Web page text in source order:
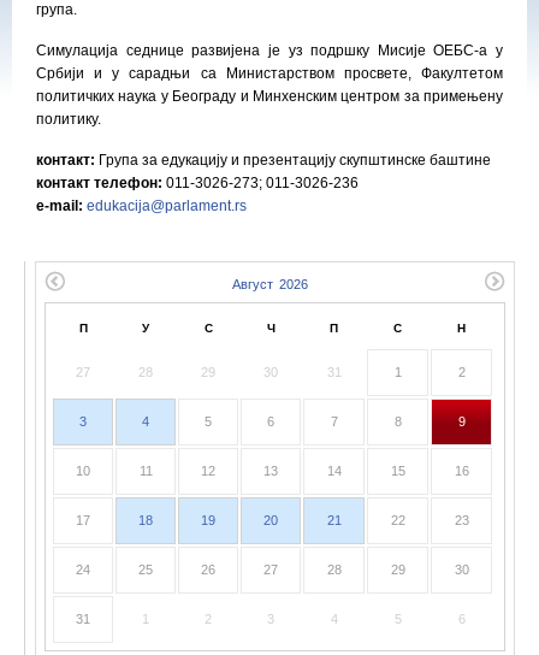
група.
Симулација седнице развијена је уз подршку Мисије ОЕБС-а у
Србији и у сарадњи са Министарством просвете, Факултетом
политичких наука у Београду и Минхенским центром за примењену
политику.
контакт: Група за едукацију и презентацију скупштинске баштине
контакт телефон: 011-3026-273; 011-3026-236
e-mail: edukacija@parlament.rs
П У С Ч П С Н
27 28 29 30 31 1 2
3 4 5 6 7 8 9
10 11 12 13 14 15 16
17 18 19 20 21 22 23
24 25 26 27 28 29 30
31 1 2 3 4 5 6